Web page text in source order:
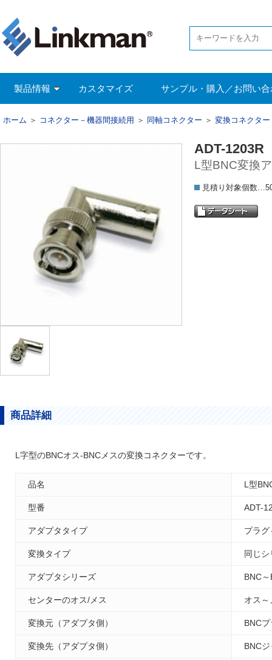
製品情報 カスタマイズ サンプル・購入／お問い
ホーム ＞ コネクター－機器間接続用 ＞ 同軸コネクター ＞ 変換コネクター
ADT-1203R
L型BNC変換
見積り対象個数
商品詳細
L字型のBNCオス-BNCメスの変換コネクターです。
品名 L型
型番 ADT-
アダプタタイプ プラグ
変換タイプ 同じシ
アダプタシリーズ BNC
センターのオス/メス オス～
変換元（アダプタ側） BNC
変換先（アダプタ側） BNC